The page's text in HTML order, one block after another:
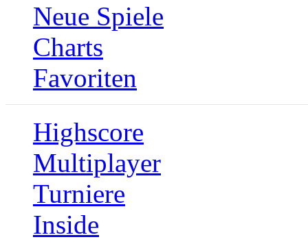
Neue Spiele
Charts
Favoriten
Highscore
Multiplayer
Turniere
Inside